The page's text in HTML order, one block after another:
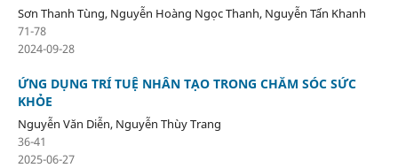
Sơn Thanh Tùng, Nguyễn Hoàng Ngọc Thanh, Nguyễn Tấn Khanh
71-78
2024-09-28
ỨNG DỤNG TRÍ TUỆ NHÂN TẠO TRONG CHĂM SÓC SỨC
KHỎE
Nguyễn Văn Diễn, Nguyễn Thùy Trang
36-41
2025-06-27